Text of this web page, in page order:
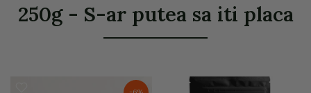
250g - S-ar putea sa iti placa